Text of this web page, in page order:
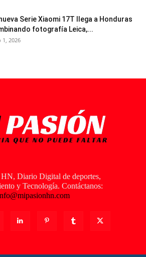
Serie Xiaomi 17T llega a Honduras
fotografía Leica,...
1, 2026
Diario Digital de deportes,
y Tecnología. Contáctanos: